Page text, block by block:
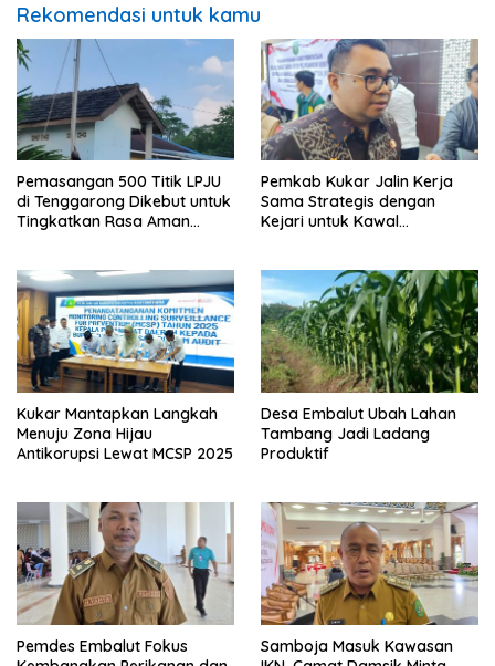
Rekomendasi untuk kamu
Pemasangan 500 Titik LPJU
di Tenggarong Dikebut untuk
Tingkatkan Rasa Aman
Pemkab Kukar Jalin Kerja
Sama Strategis dengan
Kejari untuk Kawal
Kukar Mantapkan Langkah
Menuju Zona Hijau
Antikorupsi Lewat MCSP 2025
Desa Embalut Ubah Lahan
Tambang Jadi Ladang
Produktif
Pemdes Embalut Fokus
Samboja Masuk Kawasan